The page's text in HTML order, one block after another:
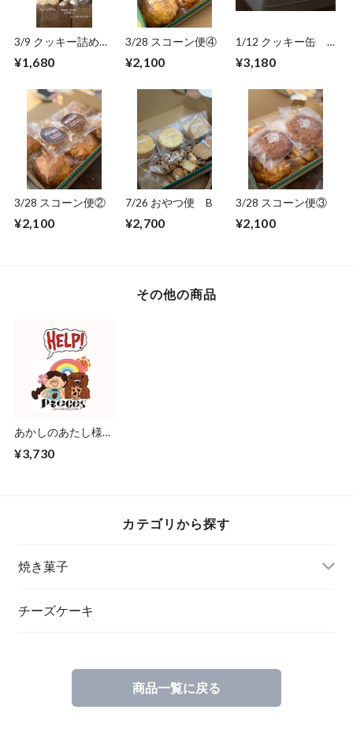
3/9 クッキー詰め合
¥1,680
3/28 スコーン便④
¥2,100
1/12 クッキー缶
¥3,180
3/28 スコーン便②
¥2,100
7/26 おやつ便 B
¥2,700
3/28 スコーン便③
¥2,100
その他の商品
あかしのあたし様専
¥3,730
カテゴリから探す
焼き菓子
チーズケーキ
商品一覧に戻る